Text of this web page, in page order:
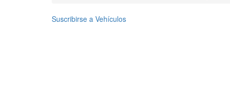
Suscribirse a Vehículos